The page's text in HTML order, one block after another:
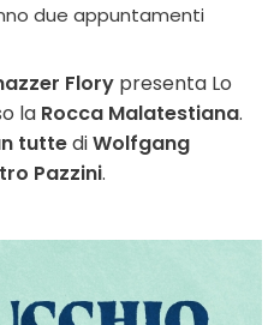
due appuntamenti
Flory presenta Lo
la Rocca Malatestiana.
tuttediWolfgang
Pazzini.